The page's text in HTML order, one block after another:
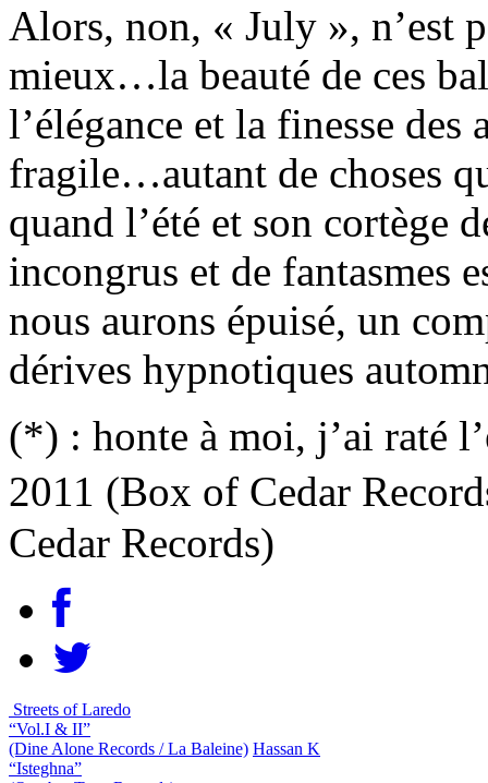
Alors, non, « July », n’est
mieux…la beauté de ces
l’élégance et la finesse
fragile…autant de choses
quand l’été et son cortège
incongrus et de fantasmes
nous aurons épuisé, un
dérives hypnotiques
(*) : honte à moi, j’ai raté
2011 (Box of Cedar
Cedar Records)
Streets of Laredo
“Vol.I & II”
(Dine Alone Records / La Baleine) Hassan K
“Isteghna”